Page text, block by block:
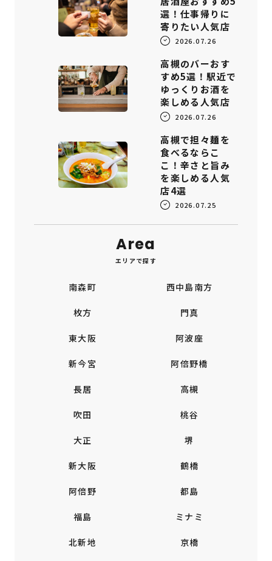
選！仕事帰りに
寄りたい人気店
2026.07.26
高槻のバーおす
すめ5選！駅近で
ゆっくりお酒を
楽しめる人気店
2026.07.26
高槻で担々麺を
食べるならこ
こ！辛さと旨み
を楽しめる人気
店4選
2026.07.25
Area
エリアで探す
南森町 西中島南方
枚方 門真
東大阪 阿波座
新今宮 阿倍野橋
長居 高槻
吹田 桃谷
大正 堺
新大阪 鶴橋
阿倍野 都島
福島 ミナミ
北新地 京橋